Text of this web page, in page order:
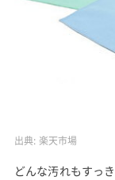
出典: 楽天市場
どんな汚れもすっ